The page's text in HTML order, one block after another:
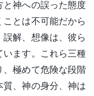
と神への誤った態度
とは不可能だから
解、想像は、彼ら
ます。これら三種
極めて危険な段階
、神の身分、神は